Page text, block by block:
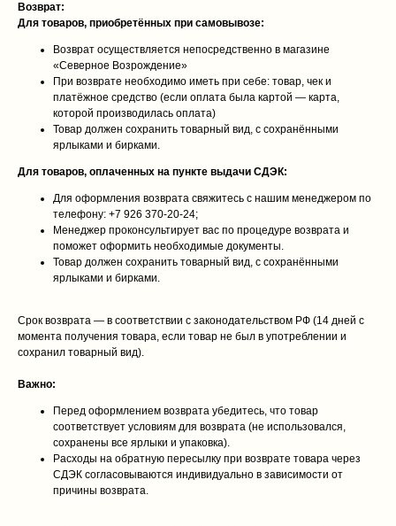
Возврат:
Для товаров, приобретённых при самовывозе:
Возврат осуществляется непосредственно в магазине
«Северное Возрождение»
При возврате необходимо иметь при себе: товар, чек и
платёжное средство (если оплата была картой — карта,
которой производилась оплата)
Товар должен сохранить товарный вид, с сохранёнными
ярлыками и бирками.
Для товаров, оплаченных на пункте выдачи СДЭК:
Для оформления возврата свяжитесь с нашим менеджером по
телефону: +7 926 370‑20‑24;
Менеджер проконсультирует вас по процедуре возврата и
поможет оформить необходимые документы.
Товар должен сохранить товарный вид, с сохранёнными
ярлыками и бирками.
Срок возврата — в соответствии с законодательством РФ (14 дней с
момента получения товара, если товар не был в употреблении и
сохранил товарный вид).
Важно:
Перед оформлением возврата убедитесь, что товар
соответствует условиям для возврата (не использовался,
сохранены все ярлыки и упаковка).
Расходы на обратную пересылку при возврате товара через
СДЭК согласовываются индивидуально в зависимости от
причины возврата.